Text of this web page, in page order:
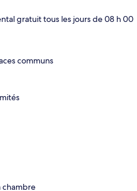
gratuit tous les jours de 08 h 00
communs
chambre